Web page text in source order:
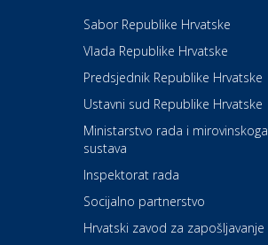
Kultura i edukacija
Kazalište Kerempuh
Kultura i edukacija
Kazalište ZKM
Auto-moto i tehnika
Sabor Republike Hrvatske
Vlada Republike Hrvatske
Predsjednik Republike Hrvatske
Ustavni sud Republike Hrvatske
Ministarstvo rada i mirovinskoga
sustava
Inspektorat rada
Socijalno partnerstvo
Hrvatski zavod za zapošljavanje